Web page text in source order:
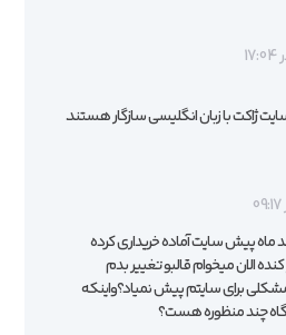
ژاکت با زبان انگلیسی سازگار هستند.
ماه پیش سایت آماده خریداری کرده
الان میخوام قالبو تغییر بدم
مشکلی برای سایتم پیش نمیاد؟واینکه
چند منظوره هست؟